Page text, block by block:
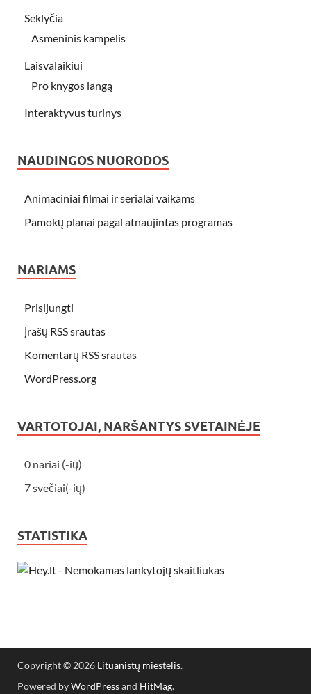
Seklyčia
Asmeninis kampelis
Laisvalaikiui
Pro knygos langą
Interaktyvus turinys
NAUDINGOS NUORODOS
Animaciniai filmai ir serialai vaikams
Pamokų planai pagal atnaujintas programas
NARIAMS
Prisijungti
Įrašų RSS srautas
Komentarų RSS srautas
WordPress.org
VARTOTOJAI, NARŠANTYS SVETAINĖJE
0 nariai (-ių)
7 svečiai(-ių)
STATISTIKA
Copyright © 2026 Lituanistų miestelis.
Powered byWordPressand HitMag.